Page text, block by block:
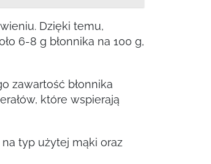
Dzięki temu,
6-8 g błonnika na 100 g,
zawartość błonnika
które wspierają
typ użytej mąki oraz